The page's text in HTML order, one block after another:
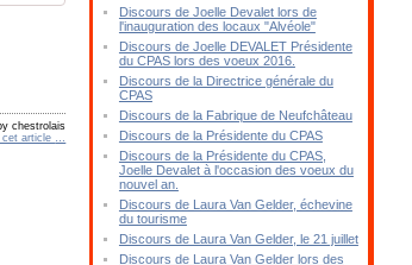
chestrolais
cet article
Discours de Joelle Devalet lors de
l'inauguration des locaux "Alvéole"
Discours de Joelle DEVALET Présidente
du CPAS lors des voeux 2016.
Discours de la Directrice générale du
CPAS
Discours de la Fabrique de Neufchâteau
Discours de la Présidente du CPAS
Discours de la Présidente du CPAS,
Joelle Devalet à l'occasion des voeux du
nouvel an.
Discours de Laura Van Gelder, échevine
du tourisme
Discours de Laura Van Gelder, le 21 juillet
Discours de Laura Van Gelder lors des